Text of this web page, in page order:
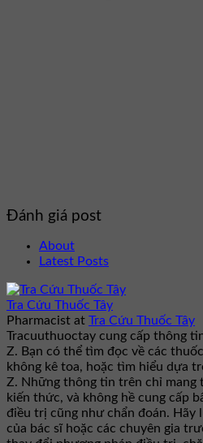
Đánh giá post
About
Latest Posts
Tra Cứu Thuốc Tây
Pharmacist at Tra Cứu Thuốc Tây
Tracuuthuoctay cung cấp thông
Z. Bạn có thể tìm đọc về các
không kê toa, hoặc tìm hiểu dựa
Z. Những thông tin trên chỉ mang
kiến thức, và không hề cung cấp
điều trị cũng như chẩn đoán. Hãy
của bác sĩ hoặc các chuyên gia